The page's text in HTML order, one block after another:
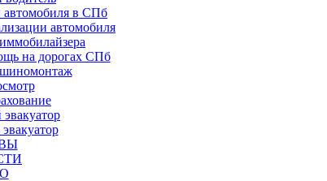
автомобиля в СПб
автомобиля
на дорогах СПб
эвакуатор